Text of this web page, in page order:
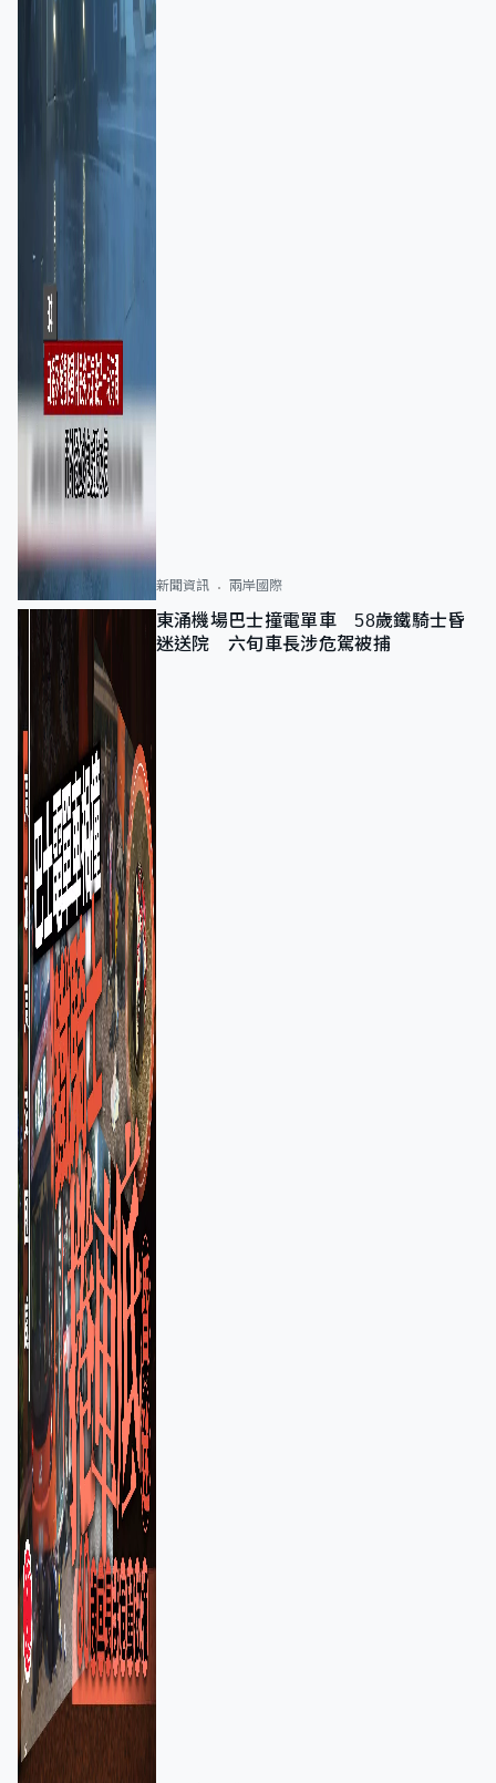
新聞資訊 兩岸國際
東涌機場巴士撞電單車 58歲鐵騎士昏
迷送院 六旬車長涉危駕被捕